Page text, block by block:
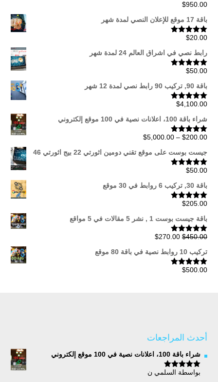
تم التقييم
$950.00
باقة 17 موقع للإعلان النصي لمدة شهر
تم التقييم
$20.00
رابط نصي في اشراق العالم 24 لمدة شهر
تم التقييم
$50.00
باقة 90, تركيب 90 رابط نصي لمدة 12 شهر
تم التقييم$4,100.00
شراء باقة 100، اعلانات نصية في 100 موقع إلكتروني
تم التقييم
$200.00
–
$5,000.00 نطاق
من
خلال
جيست بوست على موقع تقني دومين اثورتي 22 بيج اثورتي 46
تم التقييم
$50.00
باقة 30, تركيب 6 روابط في 30 موقع
تم التقييم
$205.00
باقة جيست بوست 1 , نشر 5 مقالات في 5 مواقع
تم التقييم
$450.00
السعر
الأصلي
هو:
$270.00 السعر
تركيب 10 روابط نصية في باقة 80 موقع
تم التقييم
$500.00
أحدث المراجعات
شراء باقة 100، اعلانات نصية في 100 موقع إلكتروني
تم التقييم5
بواسطة السلمي ن